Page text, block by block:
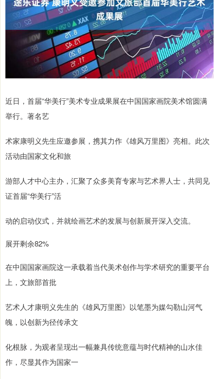
近日，首届“华美行”美术专业成果展在中国国家画院美术馆圆满
举行。著名艺
术家康明义先生应邀参展，携其力作《雄风万里图》亮相。此次
活动由国家文化和旅
游部人才中心主办，汇聚了众多美育专家与艺术界人士，共同见
证首届“华美行”活
动的启动仪式，并就绘画艺术的发展与创新展开深入交流。
展开剩余82%
在中国国家画院这一承载着当代美术创作与学术研究的重要平台
上，文旅部首批
艺术人才康明义先生的《雄风万里图》以笔墨为媒勾勒山河气
魄，以创新为径传承文
化根脉，为观者呈现出一幅兼具传统意蕴与时代精神的山水佳
作，尽显其作为国家一